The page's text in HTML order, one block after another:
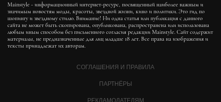
Mainstyle - информационный интернет-ресурс, посвященный наиболее важным и
значимым новостям моды, красоты, звездной жизни, кино и политики. Это гид по
шопингу и звездному стилю. Внимание! Ни одна статья или публикация с данного
сайта не может быть скопирована, опубликована, распространена или использована
любым иным способом без письменного согласия редакции Mainstyle. Сайт содержит
материалы, не предназначенные для лиц младше 18 лет. Все права на изображения и
тексты принадлежат их авторам.
СОГЛАШЕНИЯ И ПРАВИЛА
ПАРТНЁРЫ
РЕКЛАМОДАТЕЛЯМ